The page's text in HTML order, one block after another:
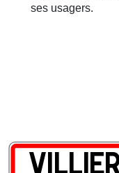
ses usagers.